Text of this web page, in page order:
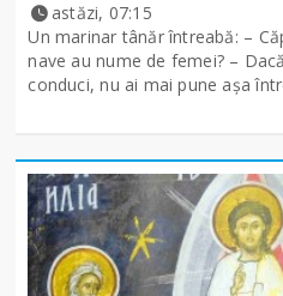
astăzi, 07:15
Un marinar tânăr întreabă: –
nave au nume de femei? –
conduci, nu ai mai pune așa